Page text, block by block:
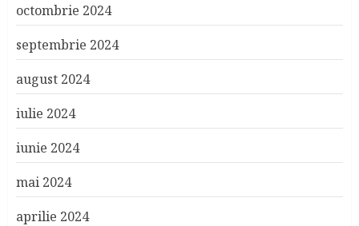
octombrie 2024
septembrie 2024
august 2024
iulie 2024
iunie 2024
mai 2024
aprilie 2024